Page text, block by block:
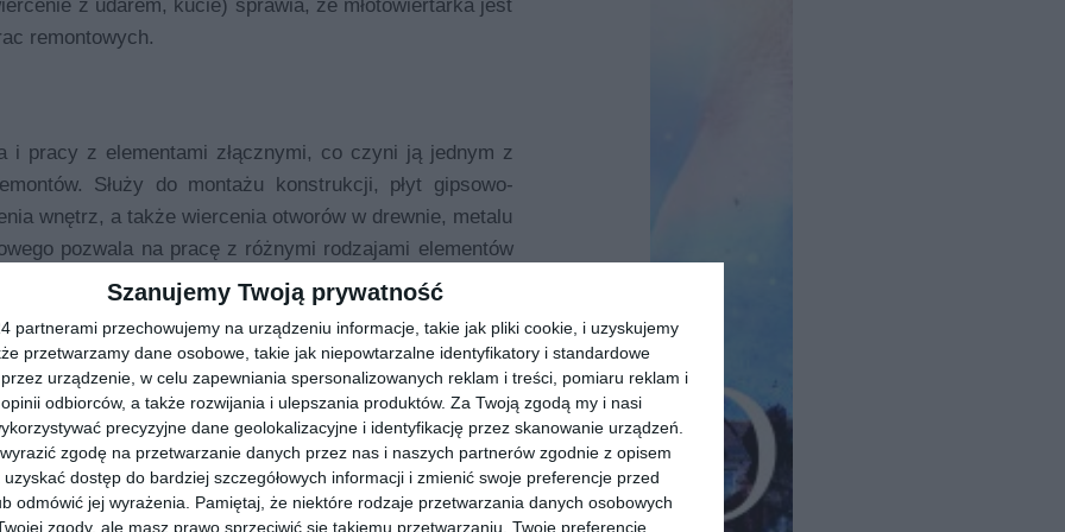
Szanujemy Twoją prywatność
partnerami przechowujemy na urządzeniu informacje, takie jak pliki cookie, i uzyskujemy
przetwarzamy dane osobowe, takie jak niepowtarzalne identyfikatory i standardowe
przez urządzenie, w celu zapewniania spersonalizowanych reklam i treści, pomiaru reklam i
odbiorców, a także rozwijania i ulepszania produktów. Za Twoją zgodą my i nasi
precyzyjne dane geolokalizacyjne i identyfikację przez skanowanie urządzeń.
zgodę na przetwarzanie danych przez nas i naszych partnerów zgodnie z opisem
dostęp do bardziej szczegółowych informacji i zmienić swoje preferencje przed
odmówić jej wyrażenia.
Pamiętaj, że niektóre rodzaje przetwarzania danych osobowych
zgody, ale masz prawo sprzeciwić się takiemu przetwarzaniu. Twoje preferencje
z udarem, kucie) sprawia, że ​​młotowiertarka jest
remontowych.
i pracy z elementami złącznymi, co czyni ją jednym z
Służy do montażu konstrukcji, płyt gipsowo-
wnętrz, a także wiercenia otworów w drewnie, metalu
pozwala na pracę z różnymi rodzajami elementów
obrotowej zapewnia precyzję podczas wiercenia.
wykonać od razu kilka kluczowych zadań w trakcie
różnych materiałów - metalu, płytek, betonu czy
profili, demontażu starych konstrukcji lub obróbki
na dostosowanie narzędzia do konkretnego zadania, co